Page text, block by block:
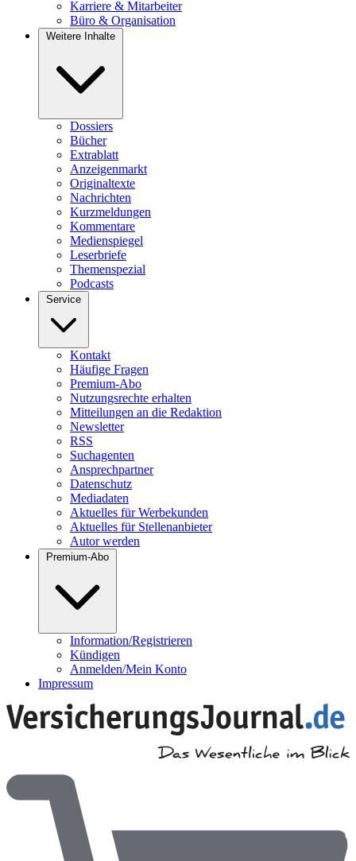
Karriere & Mitarbeiter
Büro & Organisation
Weitere Inhalte
Dossiers
Bücher
Extrablatt
Anzeigenmarkt
Originaltexte
Nachrichten
Kurzmeldungen
Kommentare
Medienspiegel
Leserbriefe
Themenspezial
Podcasts
Service
Kontakt
Häufige Fragen
Premium-Abo
Nutzungsrechte erhalten
Mitteilungen an die Redaktion
Newsletter
RSS
Suchagenten
Ansprechpartner
Datenschutz
Mediadaten
Aktuelles für Werbekunden
Aktuelles für Stellenanbieter
Autor werden
Premium-Abo
Information/Registrieren
Kündigen
Anmelden/Mein Konto
Impressum